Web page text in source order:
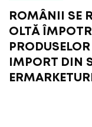
ROMÂNII SE
OLTĂ
PRODUSELOR
IMPORT DIN
ERMARKETURI